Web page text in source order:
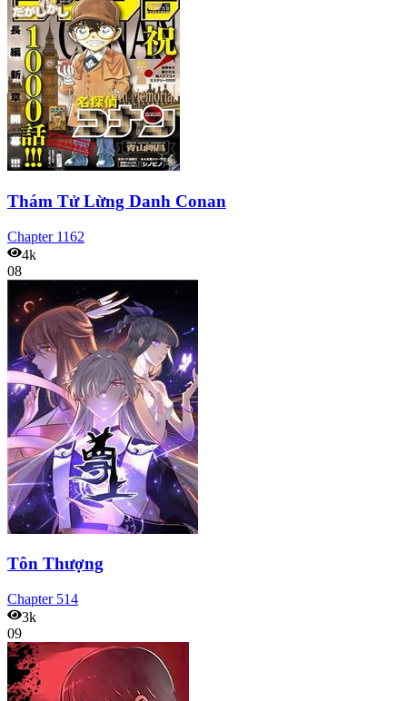
Thám Tử Lừng Danh Conan
Chapter 1162
4k
08
Tôn Thượng
Chapter 514
3k
09